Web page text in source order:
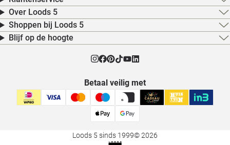
Over Loods 5
Shoppen bij Loods 5
Blijf op de hoogte
Betaal veilig met
Loods 5 sinds 1999© 2026